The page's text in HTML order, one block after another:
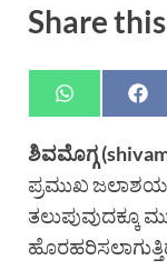
Share
ಶಿವಮೊಗ್ಗ
ಪ್ರಮುಖ
ತಲುಪುವುದಕ್ಕೂ